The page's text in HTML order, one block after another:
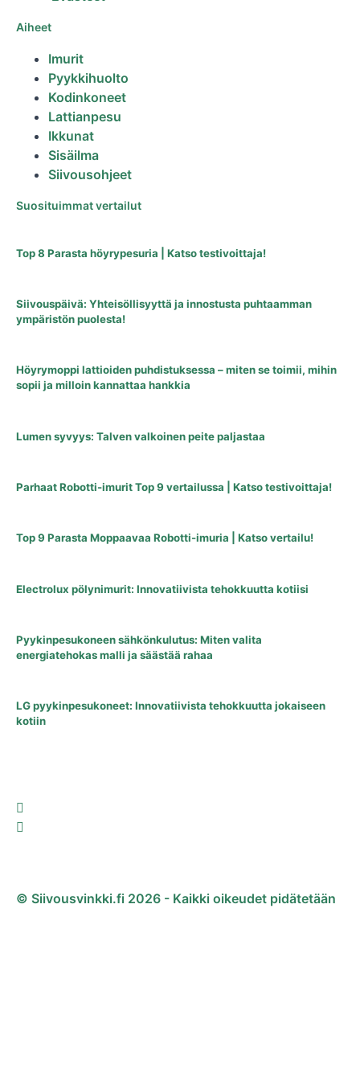
Aiheet
Imurit
Pyykkihuolto
Kodinkoneet
Lattianpesu
Ikkunat
Sisäilma
Siivousohjeet
Suosituimmat vertailut
Top 8 Parasta höyrypesuria | Katso testivoittaja!
Siivouspäivä: Yhteisöllisyyttä ja innostusta puhtaamman
ympäristön puolesta!
Höyrymoppi lattioiden puhdistuksessa – miten se toimii, mihin
sopii ja milloin kannattaa hankkia
Lumen syvyys: Talven valkoinen peite paljastaa
Parhaat Robotti-imurit Top 9 vertailussa | Katso testivoittaja!
Top 9 Parasta Moppaavaa Robotti-imuria | Katso vertailu!
Electrolux pölynimurit: Innovatiivista tehokkuutta kotiisi
Pyykinpesukoneen sähkönkulutus: Miten valita
energiatehokas malli ja säästää rahaa
LG pyykinpesukoneet: Innovatiivista tehokkuutta jokaiseen
kotiin
© Siivousvinkki.fi 2026 - Kaikki oikeudet pidätetään